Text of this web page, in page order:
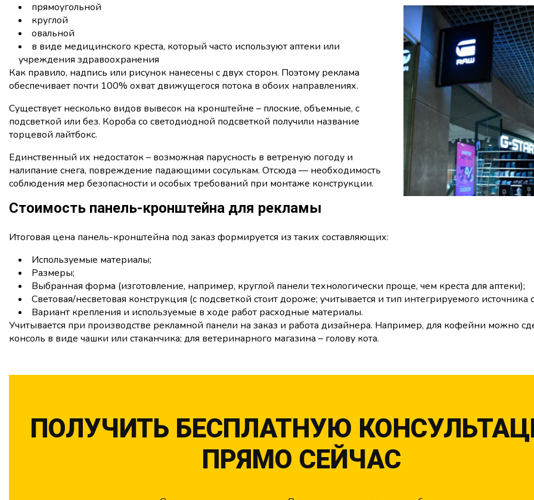
прямоугольной
круглой
овальной
в виде медицинского креста, который часто используют аптеки или
учреждения здравоохранения
Как правило, надпись или рисунок нанесены с двух сторон. Поэтому реклама
обеспечивает почти 100% охват движущегося потока в обоих направлениях.
Существует несколько видов вывесок на кронштейне – плоские, объемные, с
подсветкой или без. Короба со светодиодной подсветкой получили название
торцевой лайтбокс.
Единственный их недостаток – возможная парусность в ветреную погоду и
налипание снега, повреждение падающими сосулькам. Отсюда — необходимость
соблюдения мер безопасности и особых требований при монтаже конструкции.
Стоимость панель-кронштейна для рекламы
Итоговая цена панель-кронштейна под заказ формируется из таких составляющих:
Используемые материалы;
Размеры;
Выбранная форма (изготовление, например, круглой панели технологически проще, чем креста для аптеки);
Световая/несветовая конструкция (с подсветкой стоит дороже; учитывается и тип интегрируемого источника
Вариант крепления и используемые в ходе работ расходные материалы.
Учитывается при производстве рекламной панели на заказ и работа дизайнера. Например, для кофейни можно
консоль в виде чашки или стаканчика; для ветеринарного магазина – голову кота.
ПОЛУЧИТЬ БЕСПЛАТНУЮ
ПРЯМО СЕЙЧАС